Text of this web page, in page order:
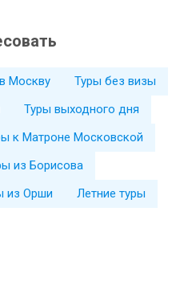
Москву
Туры без визы
Туры выходного дня
к Матроне Московской
из Борисова
из Орши
Летние туры